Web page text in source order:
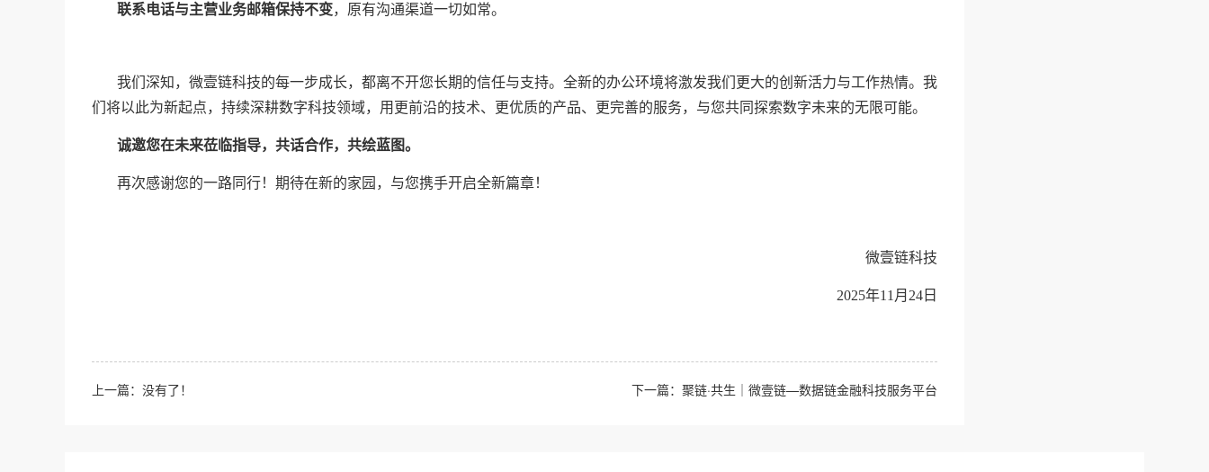
联系电话与主营业务邮箱保持不变，原有沟通渠道一切如常。
我们深知，微壹链科技的每一步成长，都离不开您长期的信任与支持。全新的办公环境将激发我们更大的创新活力与工作热情。我
们将以此为新起点，持续深耕数字科技领域，用更前沿的技术、更优质的产品、更完善的服务，与您共同探索数字未来的无限可能。
诚邀您在未来莅临指导，共话合作，共绘蓝图。
再次感谢您的一路同行！期待在新的家园，与您携手开启全新篇章！
微壹链科技
2025年11月24日
上一篇： 没有了！ 下一篇： 聚链·共生｜微壹链—数据链金融科技服务平台